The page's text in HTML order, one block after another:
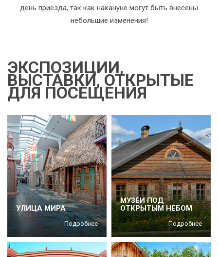
день приезда, так как накануне могут быть внесены
небольшие изменения!
ЭКСПОЗИЦИИ,
ВЫСТАВКИ, ОТКРЫТЫЕ
ДЛЯ ПОСЕЩЕНИЯ
УЛИЦА МИРА
Подробнее
МУЗЕИ ПОД
ОТКРЫТЫМ НЕБОМ
Подробнее